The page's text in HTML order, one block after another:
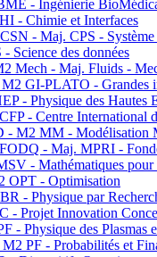
- Ingénierie
- Chimie et Interfaces
- Maj. CPS -
Science des données
Mech - Maj. Fluids -
GI-PLATO - Grandes
- Physique des Hautes
- Centre International
M2 MM - Modélisation
- Maj. MPRI -
- Mathématiques pour
OPT - Optimisation
- Physique par
- Projet Innovation
- Physique des Plasmas
PF - Probabilités et